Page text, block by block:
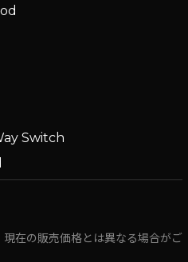
Switch
在の販売価格とは異なる場合がご